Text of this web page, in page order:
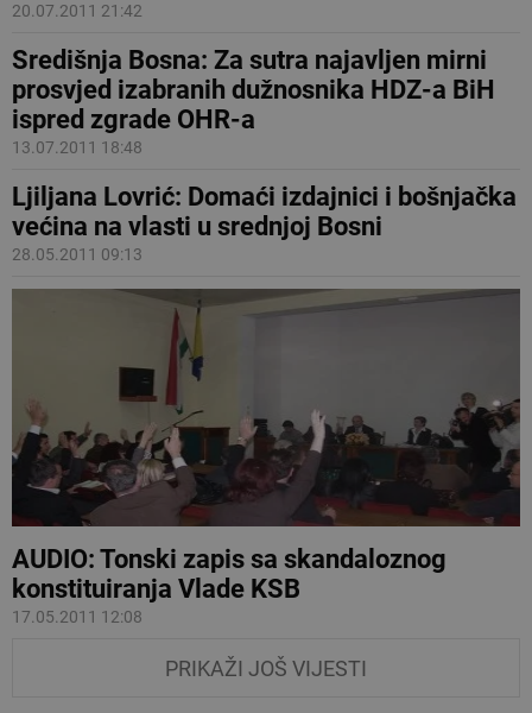
20.07.2011 21:42
Središnja Bosna: Za sutra najavljen mirni
prosvjed izabranih dužnosnika HDZ-a BiH
ispred zgrade OHR-a
13.07.2011 18:48
Ljiljana Lovrić: Domaći izdajnici i bošnjačka
većina na vlasti u srednjoj Bosni
28.05.2011 09:13
AUDIO: Tonski zapis sa skandaloznog
konstituiranja Vlade KSB
17.05.2011 12:08
PRIKAŽI JOŠ VIJESTI